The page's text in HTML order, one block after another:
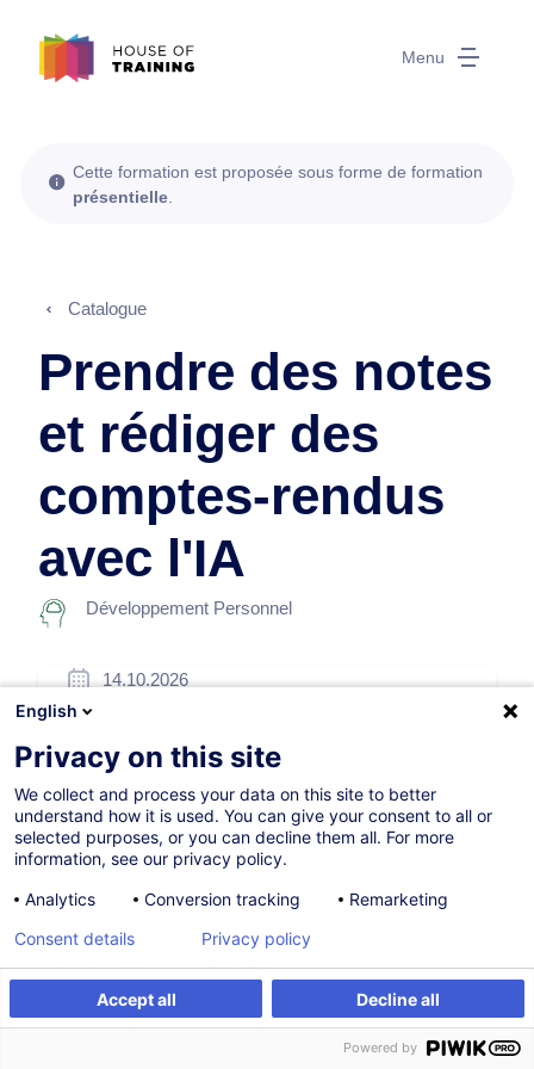
Menu
S'inscrire Formation sur mesure
Cette formation est proposée sous forme de formation
présentielle
Catalogue
Prendre des notes
et rédiger des
comptes-rendus
avec l'IA
Développement Personnel
14.10.2026
Formation présentielle
Cours du jour
French / Français
001473
260,00EUR(+3% TVA)
S'inscrire
English
Privacy on this site
We collect and process your data on this site to better
understand how it is used. You can give your consent to all or
selected purposes, or you can decline them all. For more
information, see our privacy policy.
Analytics
Conversion tracking Remarketing
Accept all Decline all
Consent details Privacy policy
Powered by